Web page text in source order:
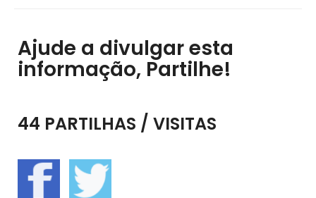
Ajude a divulgar esta
informação, Partilhe!
44 PARTILHAS / VISITAS